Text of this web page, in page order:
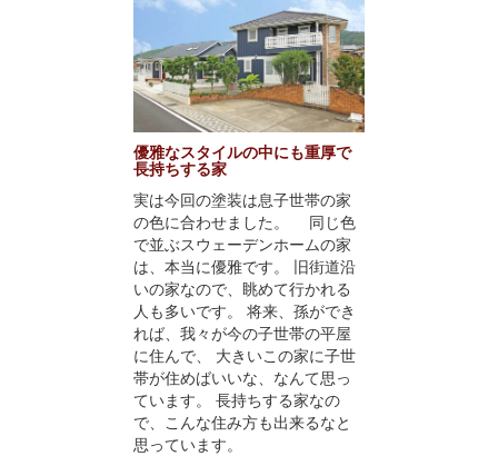
優雅なスタイルの中にも重厚で
長持ちする家
実は今回の塗装は息子世帯の家
の色に合わせました。 同じ色
で並ぶスウェーデンホームの家
は、本当に優雅です。 旧街道沿
いの家なので、眺めて行かれる
人も多いです。 将来、孫ができ
れば、我々が今の子世帯の平屋
に住んで、 大きいこの家に子世
帯が住めばいいな、なんて思っ
ています。 長持ちする家なの
で、こんな住み方も出来るなと
思っています。